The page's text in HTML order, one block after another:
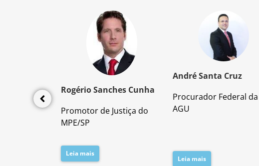
Civil
Rogério Sanches Cunha
Promotor de Justiça do
MPE/SP
Leia mais
André Santa Cruz
Procurador Federal da
AGU
Leia mais